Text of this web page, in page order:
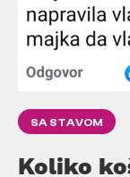
SA STAVOM
Koliko